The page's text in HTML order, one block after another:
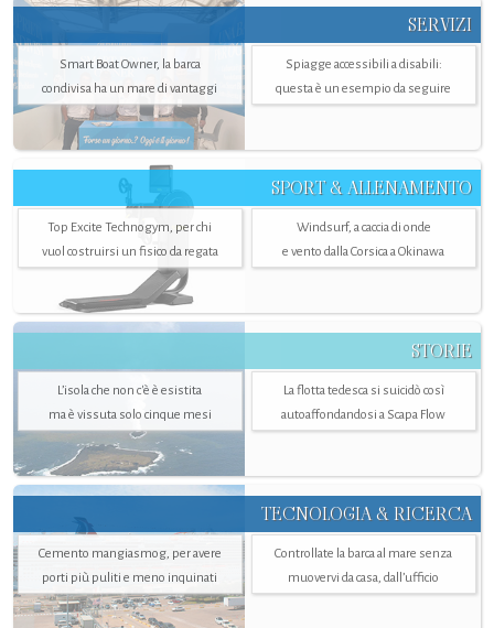
SERVIZI
Smart Boat Owner, la barca
condivisa ha un mare di vantaggi
Spiagge accessibili a disabili:
questa è un esempio da seguire
SPORT & ALLENAMENTO
Top Excite Technogym, per chi
vuol costruirsi un fisico da regata
Windsurf, a caccia di onde
e vento dalla Corsica a Okinawa
STORIE
L’isola che non c'è è esistita
ma è vissuta solo cinque mesi
La flotta tedesca si suicidò così
autoaffondandosi a Scapa Flow
TECNOLOGIA & RICERCA
Cemento mangiasmog, per avere
porti più puliti e meno inquinati
Controllate la barca al mare senza
muovervi da casa, dall’ufficio